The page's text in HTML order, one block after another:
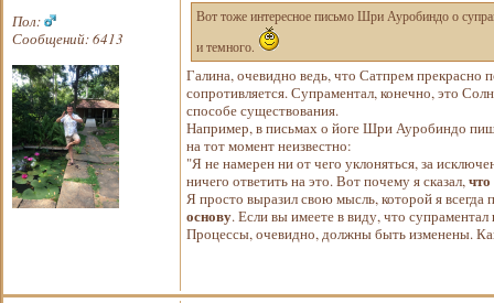
Пол:
Сообщений: 6413
Вот тоже интересное письмо Шри Ауробиндо о
и темного.
Галина, очевидно ведь, что Сатпрем прекрасно
сопротивляется. Супраментал, конечно, это
способе существования.
Например, в письмах о йоге Шри Ауробиндо
на тот момент неизвестно:
"Я не намерен ни от чего уклоняться, за
ничего ответить на это. Вот почему я сказал,что
Я просто выразил свою мысль, которой я
основу. Если вы имеете в виду, что супраментал
Процессы, очевидно, должны быть изменены.